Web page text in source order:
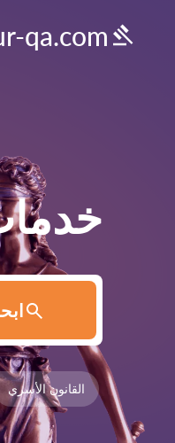
qa.com
القانون الأسري